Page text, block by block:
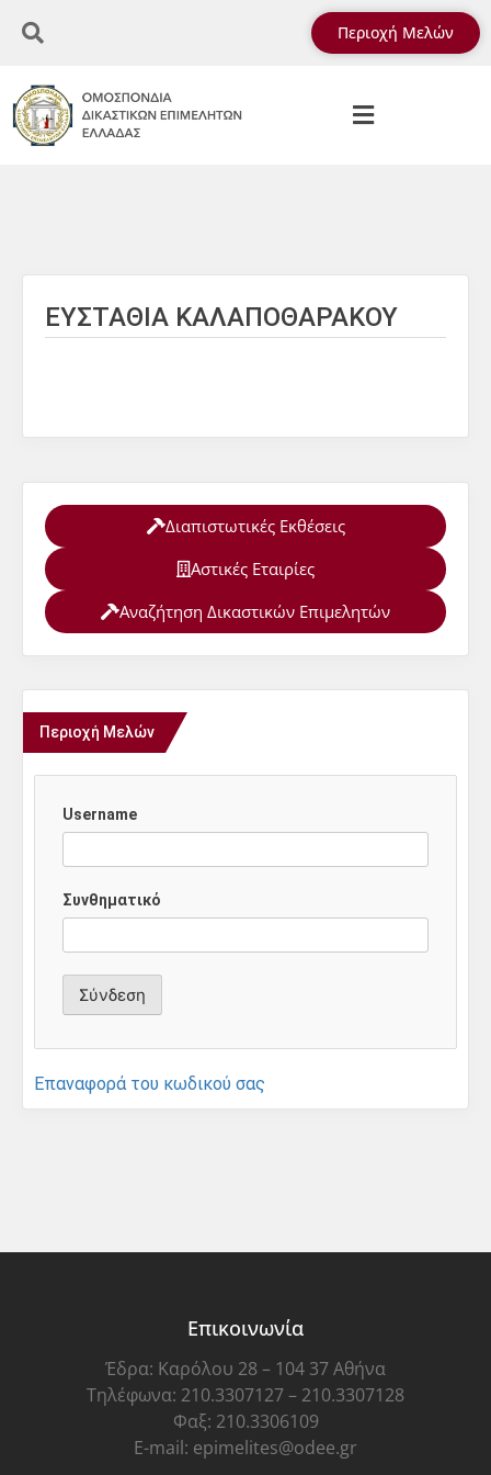
Περιοχή Μελών
ΕΥΣΤΑΘΙΑ ΚΑΛΑΠΟΘΑΡΑΚΟΥ
Διαπιστωτικές Εκθέσεις
Αστικές Εταιρίες
Αναζήτηση Δικαστικών Επιμελητών
Περιοχή Μελών
Username
Συνθηματικό
Επαναφορά του κωδικού σας
Επικοινωνία
Έδρα: Καρόλου 28 – 104 37 Αθήνα
Τηλέφωνα: 210.3307127 – 210.3307128
Φαξ: 210.3306109
E-mail: epimelites@odee.gr